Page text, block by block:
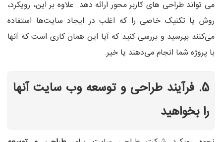
می تواند طراحی های کاربر محور ارائه دهد. علاوه بر این، رویکرد،
روش یا تکنیک خاصی را که اغلب در ایجاد سایت‌ها استفاده
می‌کنند بپرسید و بررسی کنید که آیا این همان کاری است که آنها
با پروژه شما انجام می‌دهند یا خیر.
5. فرآیند طراحی و توسعه وب سایت آنها
را بخواهید